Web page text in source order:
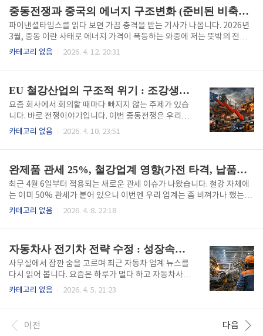
다. 그 흐름이 저만의 것이 아니라는 데이터가 지금 계
속 쌓이고 있습니다.한국 전기차 침투율 28% 의미한국
의 전기차 침투율(EV Penetration Rate)이 2026년
2월 기준 28.2%를 기록했다는 수치가 나왔습니다. 여
기서 침투율이란 전체 신차 판매량 중 전기차가 차지하
전기..
중동전쟁과 중국의 에너지 구조변화 (준비된 비축유, 에너지 다변화)
파이낸셜타임스를 읽다 보면 가끔 충격을 받는 기사가 나옵니다. 2026년
3월, 중동 이란 사태로 에너지 가격이 폭등하는 와중에 저는 뜻밖의 전문
집단의 의견을 듣게 됩니다. 세계 최대 원유 수입국 중 하나인 중국이 오히
혔다는 소식이 들렸을 때, 저를 포함한 많은 사람들이 중국도 우리처럼 당
연히 에너지 공급망 부족으로 타격이 있을 거라고 생각했습니다. 왜냐면
분쟁 이전 기준으로 세계 석유 수출량의 약 20%가 이 해협을 통과했고, 중
국은 전체 석유 수입의 약 3분의 1, 가스의 약 25%..
카테고리 없음 2026. 4. 12. 20:31
EU 철강산업의 구조적 위기 : 조강생산 최저, 수입산 증가, 변동성
요즘 회사에서 회의할 때마다 빠지지 않는 주제가 있습
니다. 바로 전쟁이야기입니다. 이번 중동전쟁은 우리나
라뿐만이 아니라 전 세계 나라의 산업 전반적으로 악영
만 들리지 않았습니다. 유럽의 조강 생산이 역사적 최저
수준으로 떨어지는 동시에 수입 점유율은 사상 최고를
찍었다는 소식은 우리 국내 철강업계도 결코 남의 일이
아닙니다. EU 조강생산, 왜 역사적 최저인가유럽철강
협회(EUROFER)가 발표한 최신 보고서가 우리 회사
카테고리 없음 2026. 4. 10. 23:51
완제품 관세 25%, 철강업계 영향(가전 타격, 납품단가, 공급망 재편)
최근 4월 6일부터 적용되는 새로운 관세 이슈가 나왔습니다. 철강 자체에
는 이미 50% 관세가 붙어 있으니 이번엔 우리 업계는 좀 비껴가나 했는데,
들여다볼수록 안심할 수 있는 상황이 아니었습니다. 4월 6일부터 시행된
격탄을 맞은 이유제가 이 소식을 처음 접했을 때 가장 먼저 든 생각은 "배
보다 배꼽이 더 크겠다"는 것이었습니다. 세탁기, 냉장고, 건조기 같은 대
형 가전은 외장 패널과 내부 구조재에 철강재를 상당량 사용합니다. 업계
에 따르면 일부 제품은 철강 사용 비중이 전체 소재의 20~..
카테고리 없음 2026. 4. 8. 22:18
자동차사 전기차 전략 수정 : 성장속도, 포트폴리오, 철강수요
사무실에서 잠깐 숨을 고르며 최근 자동차 업계 뉴스를
다시 읽어 봅니다. 요즘은 하루가 멀다 하고 자동차사에
서 전략 수정 이야기가 나옵니다. 특히 Stellantis, Ho
맞물려서 자동차사들의 전략이 변화되는 것을 알 수 있
습니다.저희 회사는 자동차용 강판 생산 제철소로 잘 알
카테고리 없음 2026. 4. 5. 21:23
이전 다음